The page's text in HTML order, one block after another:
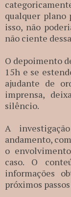
qualquer plano
isso, não
não ciente
O depoimento
15h e se
ajudante de
imprensa,
silêncio.
A
andamento,
o
caso. O
informações
próximos